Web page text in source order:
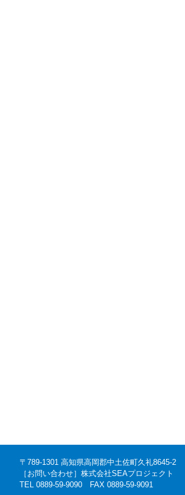
〒789-1301 高知県高岡郡中土佐町久礼8645-2
［お問い合わせ］株式会社SEAプロジェクト
TEL 0889-59-9090 FAX 0889-59-9091